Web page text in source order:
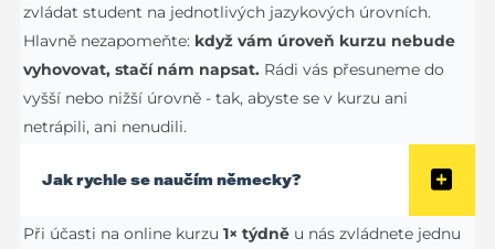
zvládat student na jednotlivých jazykových úrovních.
Hlavně nezapomeňte: když vám úroveň kurzu nebude
vyhovovat, stačí nám napsat. Rádi vás přesuneme do
vyšší nebo nižší úrovně - tak, abyste se v kurzu ani
netrápili, ani nenudili.
Jak rychle se naučím německy?
Při účasti na online kurzu1× týdně u nás zvládnete jednu